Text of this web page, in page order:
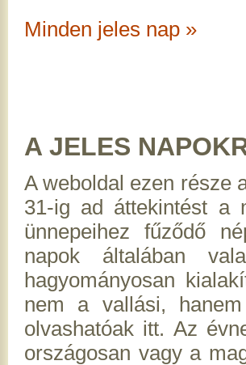
Minden jeles nap »
A JELES
A weboldal ezen része
31-ig ad áttekintést a
ünnepeihez fűződő
napok általában
hagyományosan
nem a vallási,
olvashatóak itt. Az
országosan vagy a